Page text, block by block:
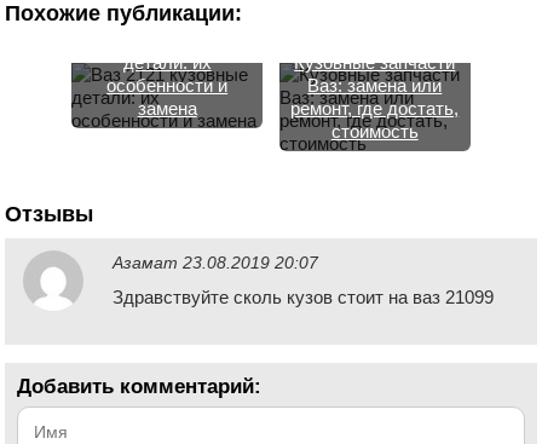
Похожие публикации:
замена
детали: их
особенности и
замена
Кузовные запчасти
Ваз: замена или
ремонт, где достать,
стоимость
Отзывы
Азамат 23.08.2019 20:07
Здравствуйте сколь кузов стоит на ваз 21099
Добавить комментарий: